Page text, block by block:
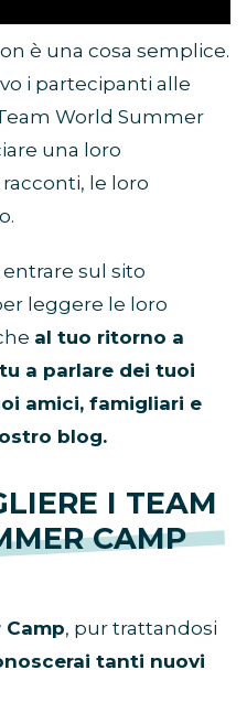
è una cosa semplice.
i partecipanti alle
World Summer
una loro
le loro
sul sito
leggere le loro
al tuo ritorno a
a parlare dei tuoi
amici, famigliari e
blog.
I TEAM
CAMP
Camp, pur trattandosi
tanti nuovi